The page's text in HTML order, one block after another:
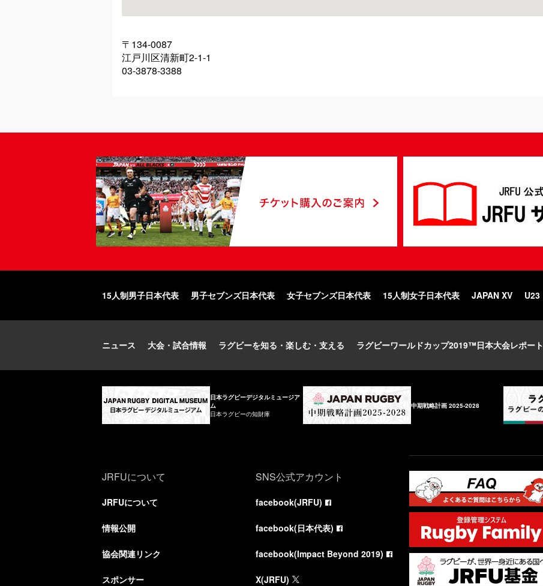
〒134-0087
江戸川区清新町2-1-1
03-3878-3388
15人制男子日本代表 男子セブンズ日本代表 女子セブンズ日本代表 15人制女子日本代表 JAPAN XV U23
ニュース 大会・試合情報 ラグビーを知る・楽しむ・支える ラグビーワールドカップ2019™日本大会レポート
日本ラグビーデジタルミュージア
ム
日本ラグビーの知財庫
中期戦略計画 2025-2028
JRFUについて
JRFUについて
情報公開
協会関連リンク
スポンサー
SNS公式アカウント
facebook(JRFU)
facebook(日本代表)
facebook(Impact Beyond 2019)
X(JRFU)